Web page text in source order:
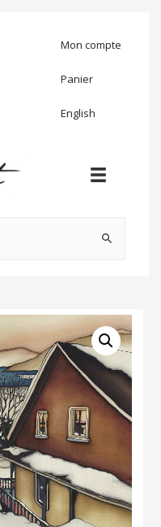
Mon compte
Panier
English